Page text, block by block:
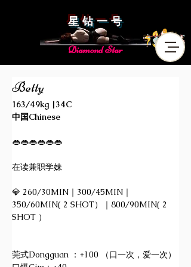
星 钻 一 号
Diamond Star
Betty
163/49kg |34C
中国Chinese
👄👄👄👄👄👄
在读兼职学妹
💎 260/30MIN｜300/45MIN｜
350/60MIN( 2 SHOT）｜800/90MIN( 2
SHOT ）
莞式Dongguan ：+100 （口一次，爱一次）